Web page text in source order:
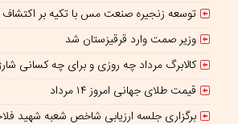
توسعه زنجیره صنعت مس با تکیه بر اکتشاف و مدل‌های
وزیر صمت وارد قرقیزستان شد
کالابرگ مرداد چه روزی و برای چه کسانی شارژ می‌شود؟ / افزایش
قیمت طلای جهانی امروز ۱۴ مرداد
برگزاری جلسه ارزیابی شاخص شعبه شهید فلاحی